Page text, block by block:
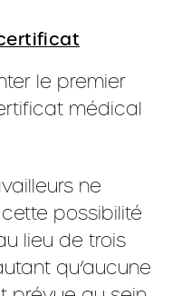
le premier
médical
ne
possibilité
lieu de trois
qu’aucune